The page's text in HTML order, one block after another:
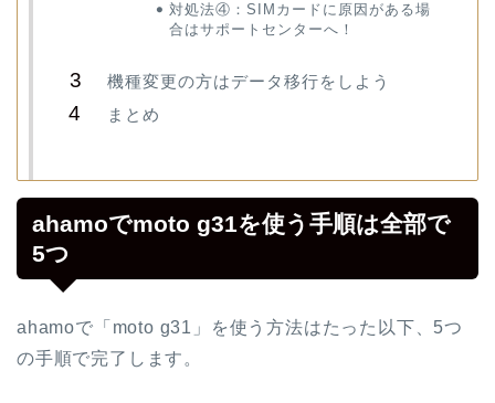
対処法④：SIMカードに原因がある場
合はサポートセンターへ！
機種変更の方はデータ移行をしよう
まとめ
ahamoでmoto g31を使う手順は全部で
5つ
ahamoで「moto g31」を使う方法はたった以下、5つ
の手順で完了します。